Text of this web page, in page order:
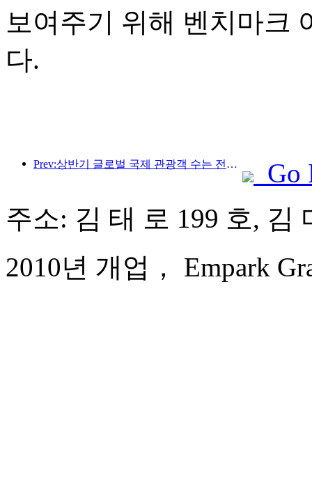
보여주기 위해 벤치마크
다.
Prev:상반기 글로벌 국제 관광객 수는 전년 대비 5% 증가했습니다.
Go
주소: 김 태 로 199 호, 김
2010년 개업， Empark